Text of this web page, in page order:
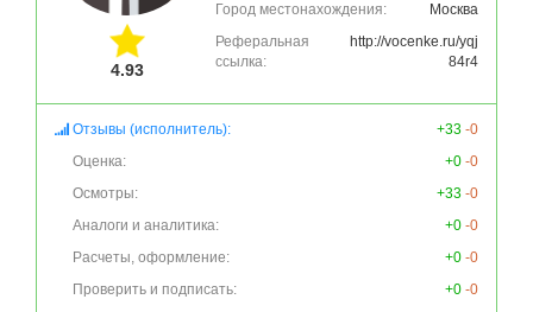
4.93
Город местонахождения:
Москва
Реферальная
ссылка:
http://vocenke.ru/yqj
84r4
Отзывы (исполнитель): +33 -0
Оценка:
+0 -0
Осмотры:
+33 -0
Аналоги и аналитика:
+0 -0
Расчеты, оформление:
+0 -0
Проверить и подписать:
+0 -0